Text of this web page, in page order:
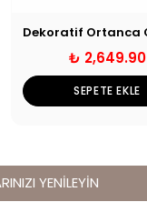
₺ 2,649.90
SEPETE EKLE
YENİLEYİN